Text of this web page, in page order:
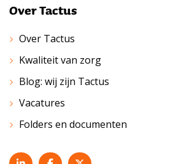
Over Tactus
Over Tactus
Kwaliteit van zorg
Blog: wij zijn Tactus
Vacatures
Folders en documenten